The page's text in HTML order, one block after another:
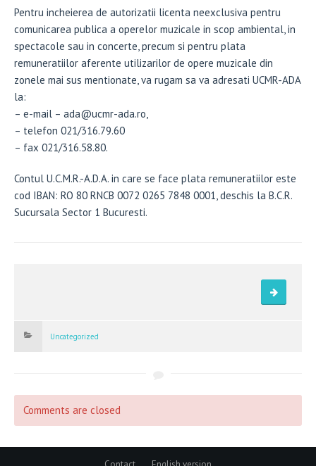
Pentru incheierea de autorizatii licenta neexclusiva pentru
comunicarea publica a operelor muzicale in scop ambiental, in
spectacole sau in concerte, precum si pentru plata
remuneratiilor aferente utilizarilor de opere muzicale din
zonele mai sus mentionate, va rugam sa va adresati UCMR-ADA
la:
– e-mail – ada@ucmr-ada.ro,
– telefon 021/316.79.60
– fax 021/316.58.80.
Contul U.C.M.R.-A.D.A. in care se face plata remuneratiilor este
cod IBAN: RO 80 RNCB 0072 0265 7848 0001, deschis la B.C.R.
Sucursala Sector 1 Bucuresti.
Uncategorized
Comments are closed